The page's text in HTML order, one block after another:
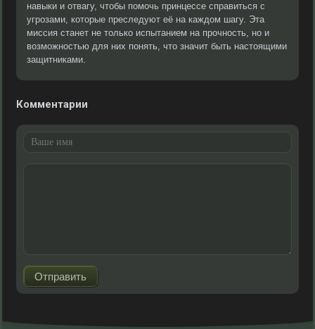
навыки и отвагу, чтобы помочь принцессе справиться с
угрозами, которые преследуют её на каждом шагу. Эта
миссия станет не только испытанием на прочность, но и
возможностью для них понять, что значит быть настоящими
защитниками.
Комментарии